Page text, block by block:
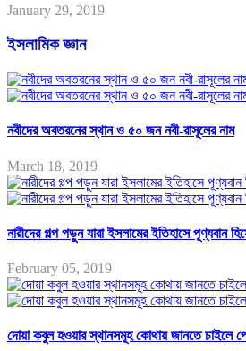
January 29, 2019
ইসলামিক জ্ঞান
নবীদের অবতরনের স্থান ও ৫০ জন নবী-রাসূলের নাম
March 18, 2019
নারীদের গল্প পড়ুন যারা ইসলামের ইতিহাসে পূণ্যবান
February 05, 2019
দোয়া কবুল হওয়ার স্থানসমূহ কোথায় জানতে চাইলে